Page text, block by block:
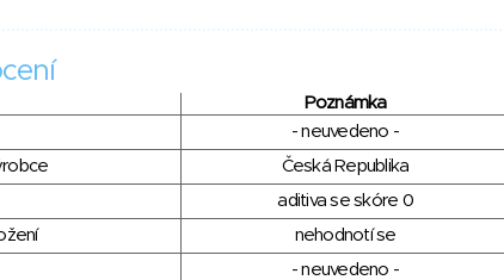
Poznámka
- neuvedeno -
Česká Republika
aditiva se skóre 0
nehodnotí se
- neuvedeno -